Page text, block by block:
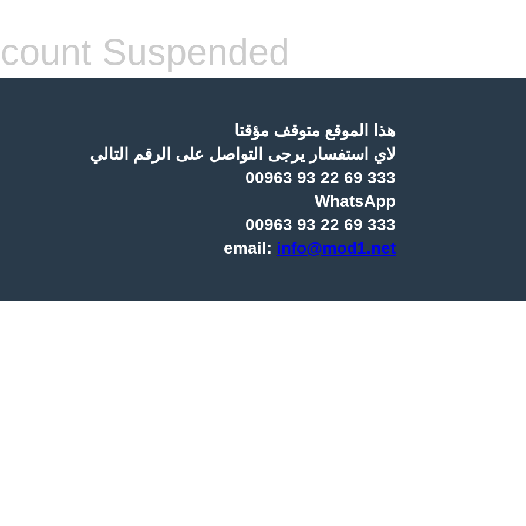
Suspended
هذا الموقع متوقف مؤقتا
لاي استفسار يرجى التواصل على الرقم التالي
00963 93 22 69 333
WhatsApp
00963 93 22 69 333
email: info@mod1.net